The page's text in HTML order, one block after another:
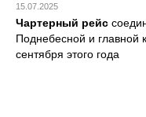
15.07.2025
Чартерный рейс
Поднебесной и главной
сентября этого года